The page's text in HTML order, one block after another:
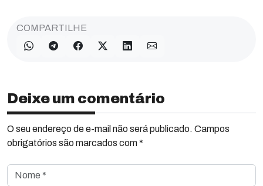
COMPARTILHE
Deixe um comentário
O seu endereço de e-mail não será publicado. Campos
obrigatórios são marcados com *
Nome *